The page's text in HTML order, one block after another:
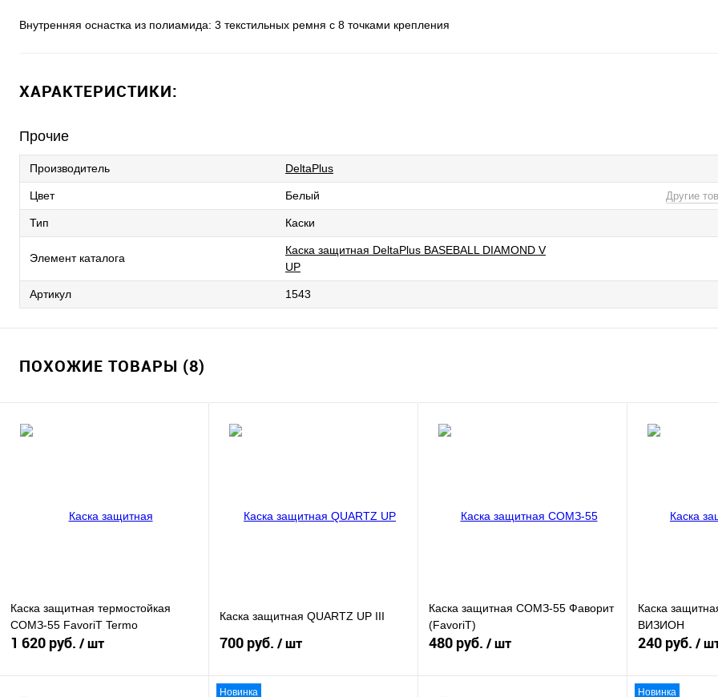
Внутренняя оснастка из полиамида: 3 текстильных ремня с 8 точками крепления
ХАРАКТЕРИСТИКИ:
Прочие
Производитель DeltaPlus
Цвет Белый Другие
Тип Каски
Элемент каталога
Каска защитная DeltaPlus BASEBALL DIAMOND V
UP
Артикул 1543
ПОХОЖИЕ ТОВАРЫ (8)
Каска защитная термостойкая
СОМЗ-55 FavoriT Termo
1 620 руб. / шт
Каска защитная QUARTZ UP III
700 руб. / шт
Каска защитная СОМЗ-55 Фаворит
(FavoriT)
480 руб. / шт
Каска
ВИЗИОН
240 руб. /
Новинка Новинка